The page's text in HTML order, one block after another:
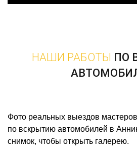
НАШИ РАБОТЫ ПО
Фото реальных выездов
по вскрытию автомобилей в
снимок, чтобы открыть галерею.